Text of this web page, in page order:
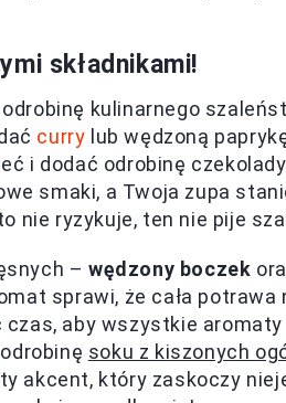
składnikami!
kulinarnego
curry lub wędzoną
i dodać odrobinę
smaki, a Twoja zupa
nie ryzykuje, ten nie pije
– wędzony boczek
sprawi, że cała potrawa
aby wszystkie aromaty
soku z kiszonych
akcent, który zaskoczy